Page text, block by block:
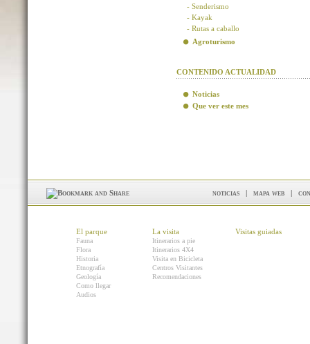
- Senderismo
- Kayak
- Rutas a caballo
Agroturismo
CONTENIDO ACTUALIDAD
Noticias
Que ver este mes
noticias | mapa web |
El parque
Fauna
Flora
Historia
Etnografía
Geología
Como llegar
Audios
La visita
Itinerarios a pie
Itinerarios 4X4
Visita en Bicicleta
Centros Visitantes
Recomendaciones
Visitas guiadas